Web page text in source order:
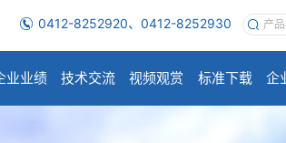
0412-8252920、0412-8252930
业业绩 技术交流 视频观赏 标准下载 企